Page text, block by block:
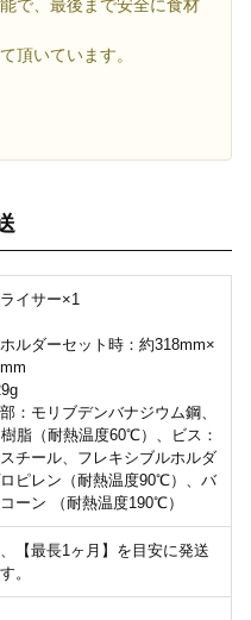
で、最後まで安全に食材
頂いています。
イサー×1
ホルダーセット時：約318mm×
：モリブデンバナジウム鋼、
脂（耐熱温度60℃）、ビス：
チール、フレキシブルホルダ
ピレン（耐熱温度90℃）、バ
ーン （耐熱温度190℃）
【最長1ヶ月】を目安に発送
。